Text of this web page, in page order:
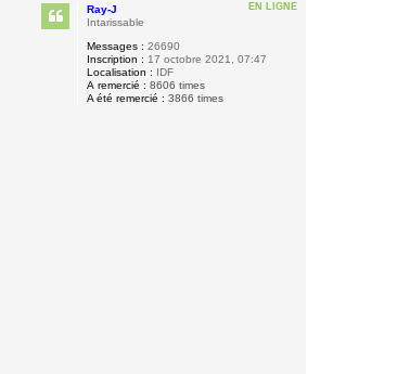
EN LIGNE
Ray-J
Intarissable
Messages : 26690
Inscription : 17 octobre 2021, 07:47
Localisation : IDF
A remercié : 8606 times
A été remercié : 3866 times